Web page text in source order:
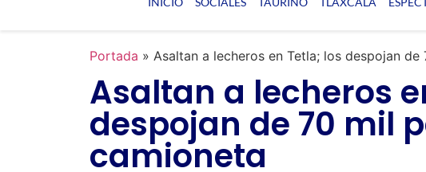
Portada » Asaltan a lecheros en Tetla; los despojan
Asaltan a lecheros
despojan de 70 mil
camioneta